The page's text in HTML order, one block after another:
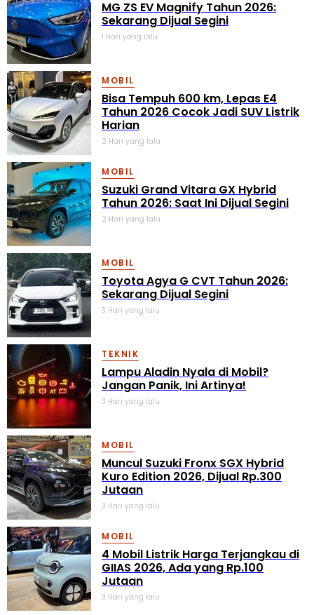
MG ZS EV Magnify Tahun 2026:
Sekarang Dijual Segini
1 Hari yang lalu
MOBIL
Bisa Tempuh 600 km, Lepas E4
Tahun 2026 Cocok Jadi SUV Listrik
Harian
2 Hari yang lalu
MOBIL
Suzuki Grand Vitara GX Hybrid
Tahun 2026: Saat Ini Dijual Segini
2 Hari yang lalu
MOBIL
Toyota Agya G CVT Tahun 2026:
Sekarang Dijual Segini
3 Hari yang lalu
TEKNIK
Lampu Aladin Nyala di Mobil?
Jangan Panik, Ini Artinya!
3 Hari yang lalu
MOBIL
Muncul Suzuki Fronx SGX Hybrid
Kuro Edition 2026, Dijual Rp.300
Jutaan
3 Hari yang lalu
MOBIL
4 Mobil Listrik Harga Terjangkau di
GIIAS 2026, Ada yang Rp.100
Jutaan
3 Hari yang lalu